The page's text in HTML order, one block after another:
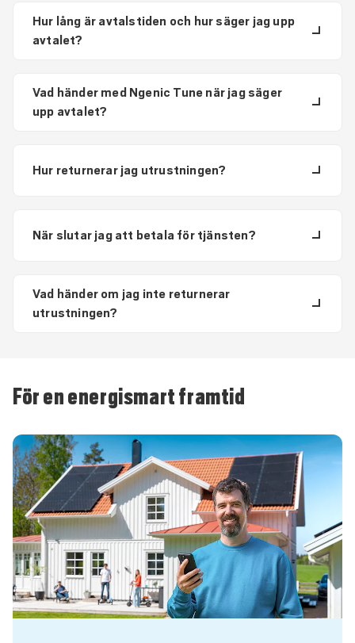
Hur lång är avtalstiden och hur säger jag upp
avtalet?
Vad händer med Ngenic Tune när jag säger
upp avtalet?
Hur returnerar jag utrustningen?
När slutar jag att betala för tjänsten?
Vad händer om jag inte returnerar
utrustningen?
För en energismart framtid